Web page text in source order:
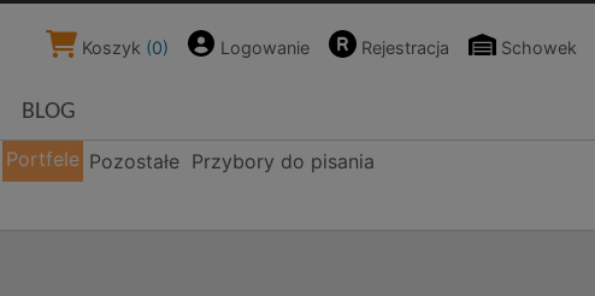
Koszyk (0) Logowanie Rejestracja Schowek
BLOG
Portfele Pozostałe Przybory do pisania